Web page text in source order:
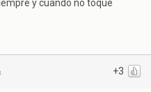
y cuando no toque
+3